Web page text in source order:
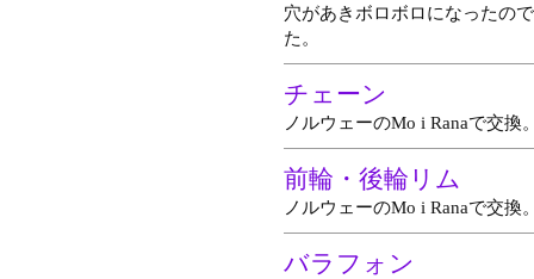
穴があきボロボロになったの
た。
チェーン
ノルウェーのMo i Ranaで交換
前輪・後輪リム
ノルウェーのMo i Ranaで交換
バラフォン